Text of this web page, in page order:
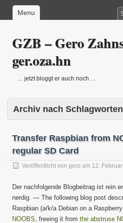
Menu
GZB – Gero
ger.oza.hn
… jetzt bloggt er auch noch …
Archiv nach
Transfer Raspbian from
regular SD Card
Veröffentlicht von gero am 12.
Der nachfolgende Blogbeitrag ist rein
nerdig. — The following blog post
Raspbian (a/k/a Debian on a
NOOBS, freeing it from the abstruse